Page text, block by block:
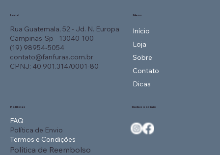
Produtos Inovadores que
Surpreendem: Criatividade que faz
Local
Rua Guatemala, 52 - Jd. N. Europa
Campinas-Sp - 13040-100
(19) 98954-5054
contato@fanfuras.com.br
CPNJ: 40.901.314/0001-80
Menu
Início
Loja
Sobre
Contato
Dicas
Políticas
FAQ
Política de Envio
Termos e Condições
Política de Reembolso
Redes sociais